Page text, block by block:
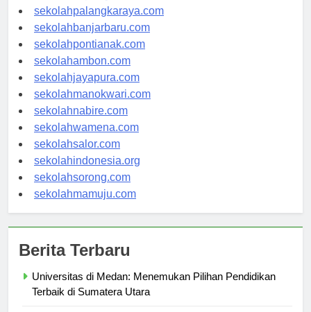
sekolahkupang.com
sekolahpalangkaraya.com
sekolahbanjarbaru.com
sekolahpontianak.com
sekolahambon.com
sekolahjayapura.com
sekolahmanokwari.com
sekolahnabire.com
sekolahwamena.com
sekolahsalor.com
sekolahindonesia.org
sekolahsorong.com
Universitas di Medan: Menemukan Pilihan Pendidikan